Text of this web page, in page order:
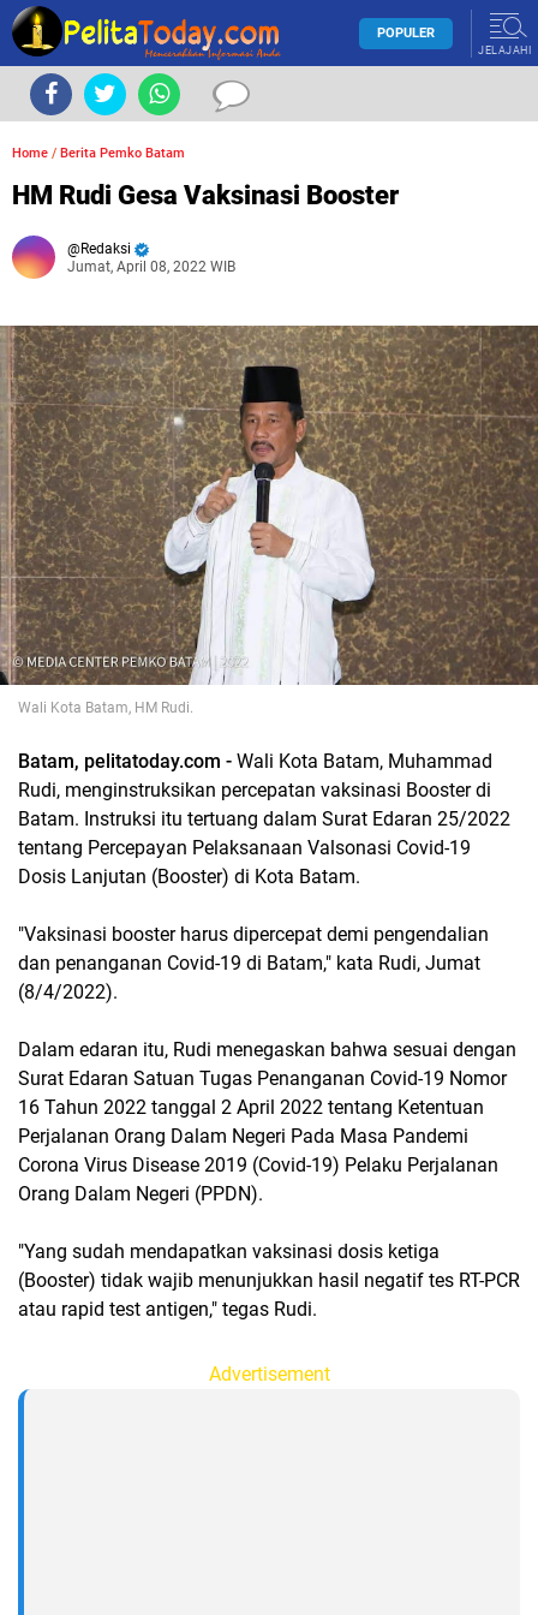
POPULER
JELAJAHI
Home / Berita Pemko Batam
HM Rudi Gesa Vaksinasi Booster
Redaksi
Jumat, April 08, 2022 WIB
Wali Kota Batam, HM Rudi.
Batam, pelitatoday.com - Wali Kota Batam, Muhammad
Rudi, menginstruksikan percepatan vaksinasi Booster di
Batam. Instruksi itu tertuang dalam Surat Edaran 25/2022
tentang Percepayan Pelaksanaan Valsonasi Covid-19
Dosis Lanjutan (Booster) di Kota Batam.
"Vaksinasi booster harus dipercepat demi pengendalian
dan penanganan Covid-19 di Batam," kata Rudi, Jumat
(8/4/2022).
Dalam edaran itu, Rudi menegaskan bahwa sesuai dengan
Surat Edaran Satuan Tugas Penanganan Covid-19 Nomor
16 Tahun 2022 tanggal 2 April 2022 tentang Ketentuan
Perjalanan Orang Dalam Negeri Pada Masa Pandemi
Corona Virus Disease 2019 (Covid-19) Pelaku Perjalanan
Orang Dalam Negeri (PPDN).
"Yang sudah mendapatkan vaksinasi dosis ketiga
(Booster) tidak wajib menunjukkan hasil negatif tes RT-PCR
atau rapid test antigen," tegas Rudi.
Advertisement